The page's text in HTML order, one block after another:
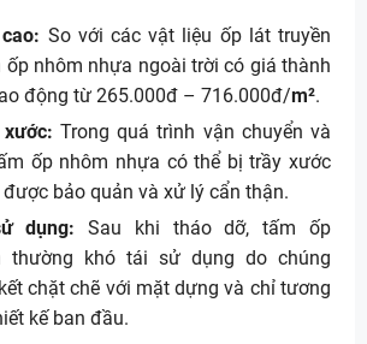
So với các vật liệu ốp lát truyền
ốp nhôm nhựa ngoài trời có giá thành
động từ 265.000đ – 716.000đ/m².
Trong quá trình vận chuyển và
ốp nhôm nhựa có thể bị trầy xước
được bảo quản và xử lý cẩn thận.
dụng:Sau khi tháo dỡ, tấm ốp
thường khó tái sử dụng do chúng
chặt chẽ với mặt dựng và chỉ tương
kế ban đầu.